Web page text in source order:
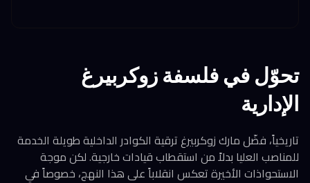
تحوّل في فلسفة زوكربيرغ
الإدارية
تاريخياً، فضّل مارك زوكربيرغ ترقية الكوادر الداخلية طويلة الخدمة
للمناصب العليا بدلاً من استقطاب قيادات خارجية. لكن موجة
الاستحواذات الأخيرة تعكس انقلاباً على هذا النهج، خصوصاً في